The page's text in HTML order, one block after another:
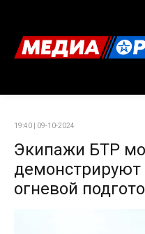
19:40 | 09-10-2024
Экипажи БТР
демонстрируют
огневой